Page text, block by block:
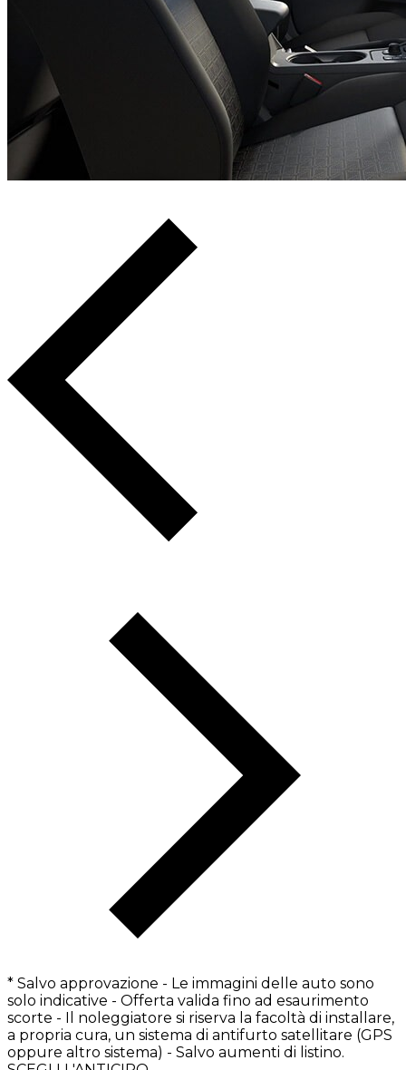
* Salvo approvazione - Le immagini delle auto sono
solo indicative - Offerta valida fino ad esaurimento
scorte - Il noleggiatore si riserva la facoltà di installare,
a propria cura, un sistema di antifurto satellitare (GPS
oppure altro sistema) - Salvo aumenti di listino.